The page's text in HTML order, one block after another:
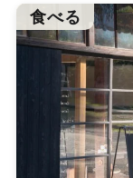
お気に入り
ふくたまとは
掲載依頼
食べる